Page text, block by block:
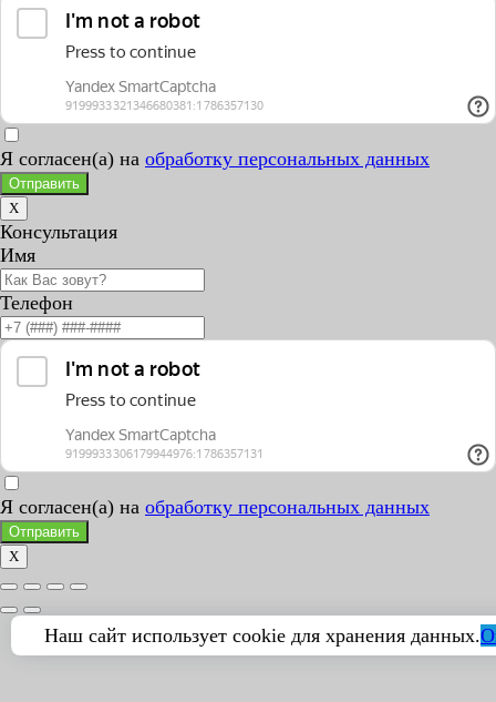
Я согласен(а) на обработку персональных данных
Отправить
X
Консультация
Имя
Телефон
Я согласен(а) на обработку персональных данных
Отправить
X
Наш сайт использует cookie для хранения данных.